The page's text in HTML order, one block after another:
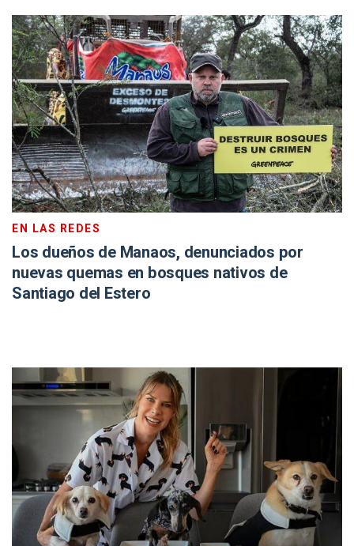
EN LAS REDES
Los dueños de Manaos, denunciados por
nuevas quemas en bosques nativos de
Santiago del Estero